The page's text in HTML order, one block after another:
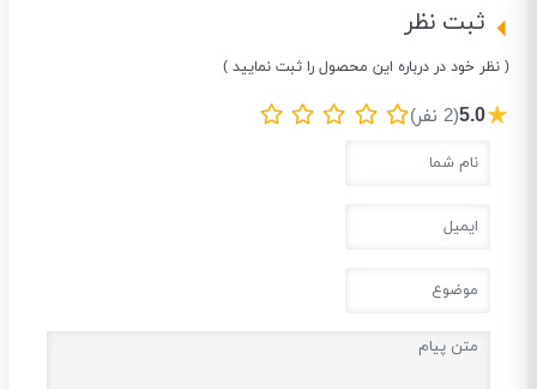
ثبت نظر
( نظر خود در درباره این محصول را ثبت نمایید )
★
5.0(2 نفر)